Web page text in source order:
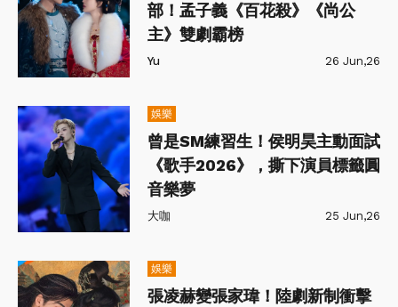
部！孟子義《百花殺》《尚公
主》雙劇霸榜
Yu 26 Jun,26
娛樂
曾是SM練習生！侯明昊主動面試
《歌手2026》，撕下演員標籤圓
音樂夢
大咖 25 Jun,26
娛樂
張凌赫變張家瑋！陸劇新制衝擊